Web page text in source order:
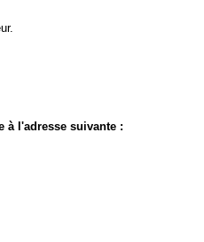
à l'adresse suivante :